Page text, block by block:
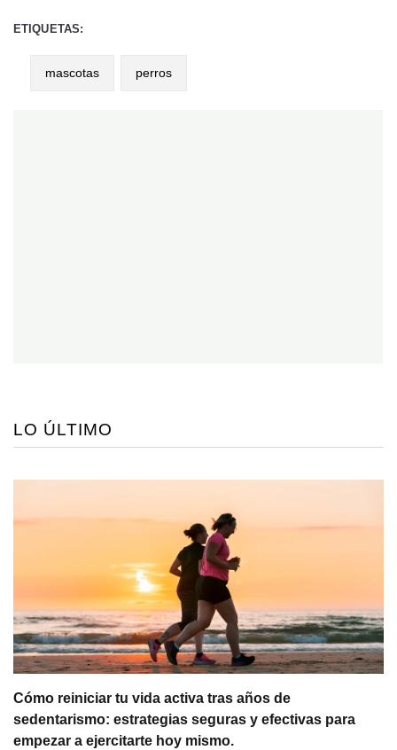
ETIQUETAS:
mascotas perros
LO ÚLTIMO
Cómo reiniciar tu vida activa tras años de
sedentarismo: estrategias seguras y efectivas para
empezar a ejercitarte hoy mismo.